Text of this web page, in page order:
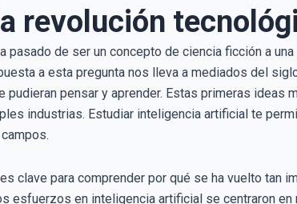
revolución
pasado de ser un concepto de ciencia ficción a
a esta pregunta nos lleva a mediados del
pudieran pensar y aprender. Estas primeras
industrias. Estudiar inteligencia artificial te
clave para comprender por qué se ha vuelto tan
esfuerzos en inteligencia artificial se centraron